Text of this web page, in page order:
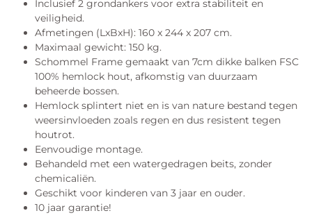
Inclusief 2 grondankers voor extra stabiliteit en
veiligheid.
Afmetingen (LxBxH): 160 x 244 x 207 cm.
Maximaal gewicht: 150 kg.
Schommel Frame gemaakt van 7cm dikke balken FSC
100% hemlock hout, afkomstig van duurzaam
beheerde bossen.
Hemlock splintert niet en is van nature bestand tegen
weersinvloeden zoals regen en dus resistent tegen
houtrot.
Eenvoudige montage.
Behandeld met een watergedragen beits, zonder
chemicaliën.
Geschikt voor kinderen van 3 jaar en ouder.
10 jaar garantie!